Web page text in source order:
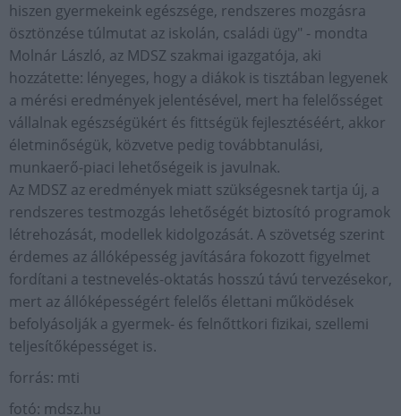
hiszen gyermekeink egészsége, rendszeres mozgásra
ösztönzése túlmutat az iskolán, családi ügy" - mondta
Molnár László, az MDSZ szakmai igazgatója, aki
hozzátette: lényeges, hogy a diákok is tisztában legyenek
a mérési eredmények jelentésével, mert ha felelősséget
vállalnak egészségükért és fittségük fejlesztéséért, akkor
életminőségük, közvetve pedig továbbtanulási,
munkaerő-piaci lehetőségeik is javulnak.
Az MDSZ az eredmények miatt szükségesnek tartja új, a
rendszeres testmozgás lehetőségét biztosító programok
létrehozását, modellek kidolgozását. A szövetség szerint
érdemes az állóképesség javítására fokozott figyelmet
fordítani a testnevelés-oktatás hosszú távú tervezésekor,
mert az állóképességért felelős élettani működések
befolyásolják a gyermek- és felnőttkori fizikai, szellemi
teljesítőképességet is.
forrás: mti
fotó: mdsz.hu